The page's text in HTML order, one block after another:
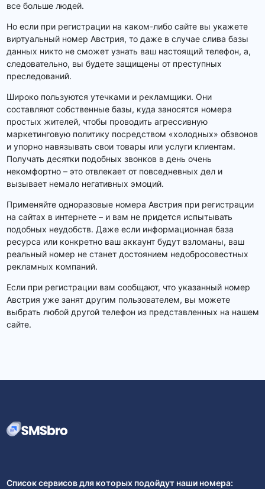
все больше людей.
Но если при регистрации на каком-либо сайте вы укажете
виртуальный номер Австрия, то даже в случае слива базы
данных никто не сможет узнать ваш настоящий телефон, а,
следовательно, вы будете защищены от преступных
преследований.
Широко пользуются утечками и рекламщики. Они
составляют собственные базы, куда заносятся номера
простых жителей, чтобы проводить агрессивную
маркетинговую политику посредством «холодных» обзвонов
и упорно навязывать свои товары или услуги клиентам.
Получать десятки подобных звонков в день очень
некомфортно – это отвлекает от повседневных дел и
вызывает немало негативных эмоций.
Применяйте одноразовые номера Австрия при регистрации
на сайтах в интернете – и вам не придется испытывать
подобных неудобств. Даже если информационная база
ресурса или конкретно ваш аккаунт будут взломаны, ваш
реальный номер не станет достоянием недобросовестных
рекламных компаний.
Если при регистрации вам сообщают, что указанный номер
Австрия уже занят другим пользователем, вы можете
выбрать любой другой телефон из представленных на нашем
сайте.
Список сервисов для которых подойдут наши номера: